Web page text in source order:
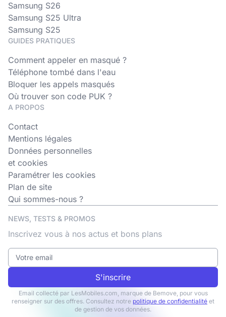
Samsung S26
Samsung S25 Ultra
Samsung S25
GUIDES PRATIQUES
Comment appeler en masqué ?
Téléphone tombé dans l'eau
Bloquer les appels masqués
Où trouver son code PUK ?
A PROPOS
Contact
Mentions légales
Données personnelles
et cookies
Paramétrer les cookies
Plan de site
Qui sommes-nous ?
NEWS, TESTS & PROMOS
Inscrivez vous à nos actus et bons plans
S'inscrire
Email collecté par LesMobiles.com, marque de Bemove, pour vous
renseigner sur des offres. Consultez notre politique de confidentialité et
de gestion de vos données.